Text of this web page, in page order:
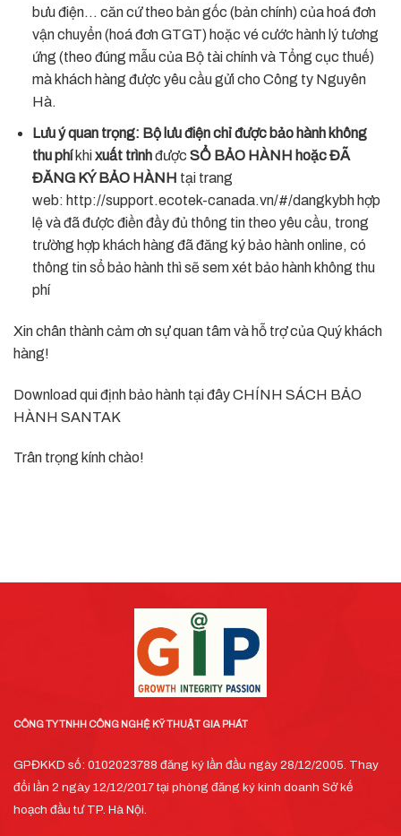
bưu điện… căn cứ theo bản gốc (bản chính) của hoá đơn
vận chuyển (hoá đơn GTGT) hoặc vé cước hành lý tương
ứng (theo đúng mẫu của Bộ tài chính và Tổng cục thuế)
mà khách hàng được yêu cầu gửi cho Công ty Nguyên
Hà.
Lưu ý quan trọng: Bộ lưu điện chỉ được bảo hành không
thu phíkhixuất trìnhđược SỔ BẢO HÀNH hoặc ĐÃ
ĐĂNG KÝ BẢO HÀNH tại trang
web: http://support.ecotek-canada.vn/#/dangkybh hợp
lệ và đã được điền đầy đủ thông tin theo yêu cầu, trong
trường hợp khách hàng đã đăng ký bảo hành online, có
thông tin sổ bảo hành thì sẽ sem xét bảo hành không thu
phí
Xin chân thành cảm ơn sự quan tâm và hỗ trợ của Quý khách
hàng!
Download qui định bảo hành tại đâyCHÍNH SÁCH BẢO
HÀNH SANTAK
Trân trọng kính chào!
CÔNG TY TNHH CÔNG NGHỆ KỸ THUẬT GIA PHÁT
GPĐKKD số: 0102023788 đăng ký lần đầu ngày 28/12/2005. Thay
đổi lần 2 ngày 12/12/2017 tại phòng đăng ký kinh doanh Sở kế
hoạch đầu tư TP. Hà Nội.